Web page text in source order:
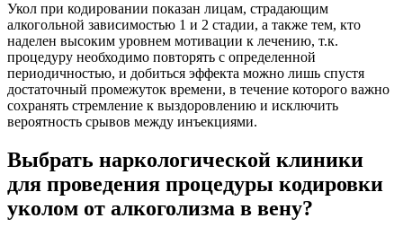
Укол при кодировании показан лицам, страдающим
алкогольной зависимостью 1 и 2 стадии, а также тем, кто
наделен высоким уровнем мотивации к лечению, т.к.
процедуру необходимо повторять с определенной
периодичностью, и добиться эффекта можно лишь спустя
достаточный промежуток времени, в течение которого важно
сохранять стремление к выздоровлению и исключить
вероятность срывов между инъекциями.
Выбрать наркологической клиники
для проведения процедуры кодировки
уколом от алкоголизма в вену?